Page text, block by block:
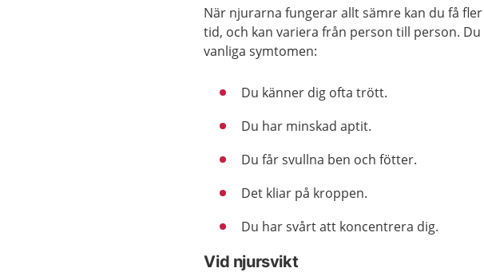
När njurarna fungerar allt sämre kan du få
tid, och kan variera från person till person.
vanliga symtomen:
Du känner dig ofta trött.
Du har minskad aptit.
Du får svullna ben och fötter.
Det kliar på kroppen.
Du har svårt att koncentrera dig.
Vid njursvikt